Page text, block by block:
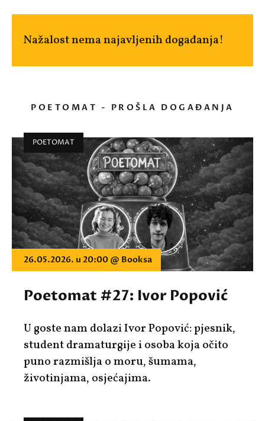
Nažalost nema najavljenih događanja!
POETOMAT - PROŠLA DOGAĐANJA
POETOMAT
26.05.2026. u 20:00 @ Booksa
Poetomat #27: Ivor Popović
U goste nam dolaziIvor Popović: pjesnik,
student dramaturgije i osoba koja očito
puno razmišlja o moru, šumama,
životinjama, osjećajima.